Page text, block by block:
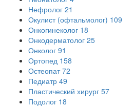
Нефролог 21
Окулист (офтальмолог) 109
Онкогинеколог 18
Онкодерматолог 25
Онколог 91
Ортопед 158
Остеопат 72
Педиатр 49
Пластический хирург 57
Подолог 18